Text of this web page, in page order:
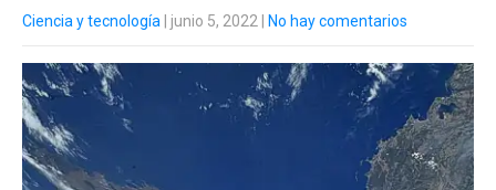
Ciencia y tecnología | junio 5, 2022 No hay comentarios